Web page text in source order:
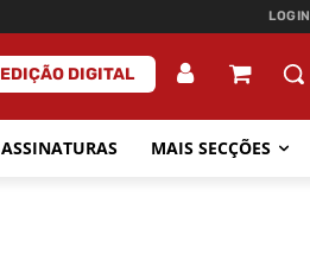
LOGIN
EDIÇÃO DIGITAL
ASSINATURAS MAIS SECÇÕES